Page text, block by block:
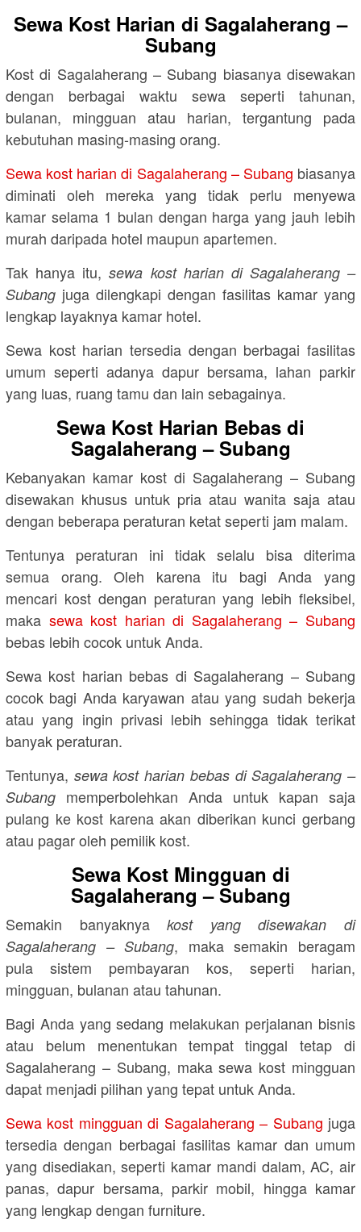
Sewa Kost Harian di Sagalaherang –
Subang
Kost di Sagalaherang – Subang biasanya disewakan
dengan berbagai waktu sewa seperti tahunan,
bulanan, mingguan atau harian, tergantung pada
kebutuhan masing-masing orang.
Sewa kost harian di Sagalaherang – Subang biasanya
diminati oleh mereka yang tidak perlu menyewa
kamar selama 1 bulan dengan harga yang jauh lebih
murah daripada hotel maupun apartemen.
Tak hanya itu,sewa kost harian di Sagalaherang –
Subang juga dilengkapi dengan fasilitas kamar yang
lengkap layaknya kamar hotel.
Sewa kost harian tersedia dengan berbagai fasilitas
umum seperti adanya dapur bersama, lahan parkir
yang luas, ruang tamu dan lain sebagainya.
Sewa Kost Harian Bebas di
Sagalaherang – Subang
Kebanyakan kamar kost di Sagalaherang – Subang
disewakan khusus untuk pria atau wanita saja atau
dengan beberapa peraturan ketat seperti jam malam.
Tentunya peraturan ini tidak selalu bisa diterima
semua orang. Oleh karena itu bagi Anda yang
mencari kost dengan peraturan yang lebih fleksibel,
maka sewa kost harian di Sagalaherang – Subang
bebas lebih cocok untuk Anda.
Sewa kost harian bebas di Sagalaherang – Subang
cocok bagi Anda karyawan atau yang sudah bekerja
atau yang ingin privasi lebih sehingga tidak terikat
banyak peraturan.
Tentunya, sewa kost harian bebas di Sagalaherang –
Subang memperbolehkan Anda untuk kapan saja
pulang ke kost karena akan diberikan kunci gerbang
atau pagar oleh pemilik kost.
Sewa Kost Mingguan di
Sagalaherang – Subang
Semakin banyaknyakost yang disewakan di
Sagalaherang – Subang, maka semakin beragam
pula sistem pembayaran kos, seperti harian,
mingguan, bulanan atau tahunan.
Bagi Anda yang sedang melakukan perjalanan bisnis
atau belum menentukan tempat tinggal tetap di
Sagalaherang – Subang, maka sewa kost mingguan
dapat menjadi pilihan yang tepat untuk Anda.
Sewa kost mingguan di Sagalaherang – Subang juga
tersedia dengan berbagai fasilitas kamar dan umum
yang disediakan, seperti kamar mandi dalam, AC, air
panas, dapur bersama, parkir mobil, hingga kamar
yang lengkap dengan furniture.